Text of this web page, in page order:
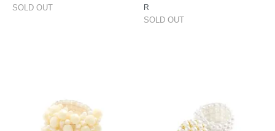
SOLD OUT
R
SOLD OUT